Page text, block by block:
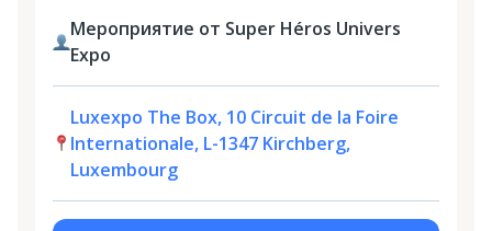
Мероприятие от Super Héros Univers
Expo
Luxexpo The Box, 10 Circuit de la Foire
Internationale, L-1347 Kirchberg,
Luxembourg